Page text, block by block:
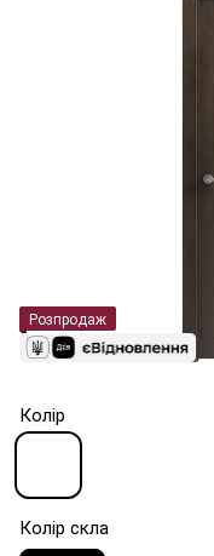
Розпродаж
Колір
Колір скла